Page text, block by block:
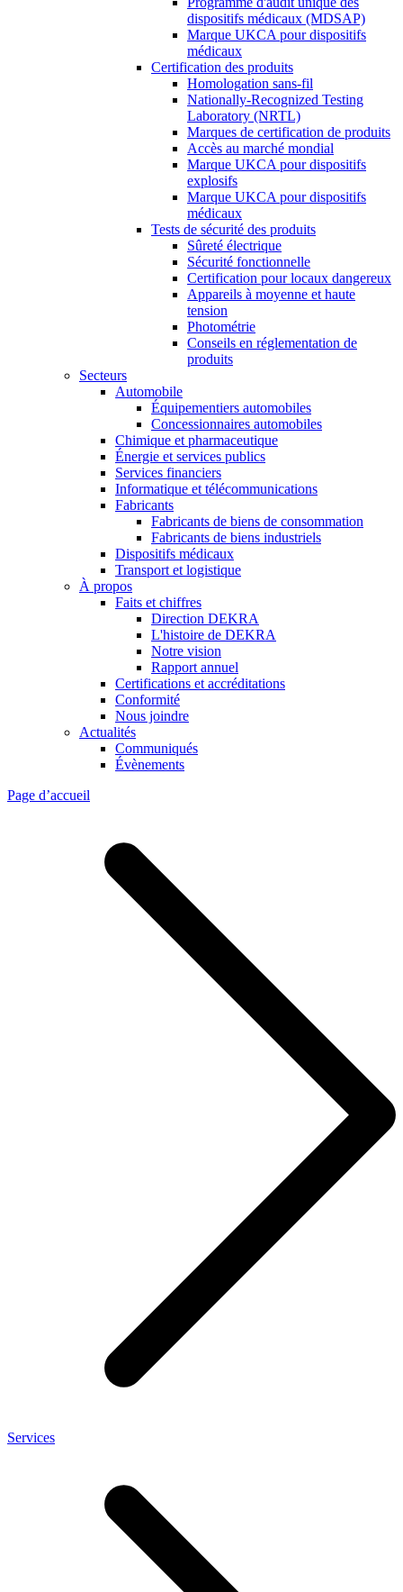
dispositifs médicaux (MDSAP)
Marque UKCA pour dispositifs
médicaux
Certification des produits
Homologation sans-fil
Nationally-Recognized Testing
Laboratory (NRTL)
Marques de certification de produits
Accès au marché mondial
Marque UKCA pour dispositifs
explosifs
Marque UKCA pour dispositifs
médicaux
Tests de sécurité des produits
Sûreté électrique
Sécurité fonctionnelle
Certification pour locaux dangereux
Appareils à moyenne et haute
tension
Photométrie
Conseils en réglementation de
produits
Secteurs
Automobile
Équipementiers automobiles
Concessionnaires automobiles
Chimique et pharmaceutique
Énergie et services publics
Services financiers
Informatique et télécommunications
Fabricants
Fabricants de biens de consommation
Fabricants de biens industriels
Dispositifs médicaux
Transport et logistique
À propos
Faits et chiffres
Direction DEKRA
L'histoire de DEKRA
Notre vision
Rapport annuel
Certifications et accréditations
Conformité
Nous joindre
Actualités
Communiqués
Évènements
Page d’accueil
Services